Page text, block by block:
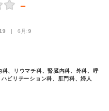
－
| 6月:9
、リウマチ科、腎臓内科、外科、呼
ビリテーション科、肛門科、婦人